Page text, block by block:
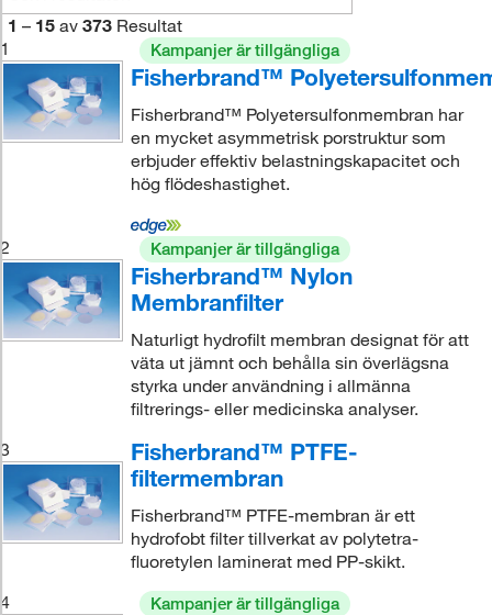
1 – 15 av 373 Resultat
1
Kampanjer är tillgängliga
Fisherbrand™
Fisherbrand™ Polyetersulfonmembran har
en mycket asymmetrisk porstruktur som
erbjuder effektiv belastningskapacitet och
hög flödeshastighet.
2 Kampanjer är tillgängliga
Fisherbrand™ Nylon
Membranfilter
Naturligt hydrofilt membran designat för att
väta ut jämnt och behålla sin överlägsna
styrka under användning i allmänna
filtrerings- eller medicinska analyser.
3
Fisherbrand™ PTFE-
filtermembran
Fisherbrand™ PTFE-membran är ett
hydrofobt filter tillverkat av polytetra-
fluoretylen laminerat med PP-skikt.
4
Kampanjer är tillgängliga